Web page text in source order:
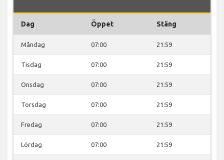
Dag Öppet Stäng
Måndag 07:00 21:59
Tisdag 07:00 21:59
Onsdag 07:00 21:59
Torsdag 07:00 21:59
Fredag 07:00 21:59
Lördag 07:00 21:59